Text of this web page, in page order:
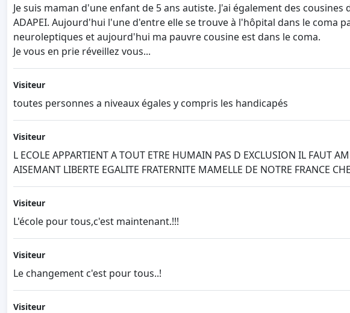
Je suis maman d'une enfant de 5 ans autiste. J'ai également des
ADAPEI. Aujourd'hui l'une d'entre elle se trouve à l'hôpital dans le coma
neuroleptiques et aujourd'hui ma pauvre cousine est dans le coma.
Je vous en prie réveillez vous...
Visiteur
toutes personnes a niveaux égales y compris les handicapés
Visiteur
L ECOLE APPARTIENT A TOUT ETRE HUMAIN PAS D EXCLUSION IL FAUT
AISEMANT LIBERTE EGALITE FRATERNITE MAMELLE DE NOTRE FRANCE
Visiteur
L'école pour tous,c'est maintenant.!!!
Visiteur
Le changement c'est pour tous..!
Visiteur